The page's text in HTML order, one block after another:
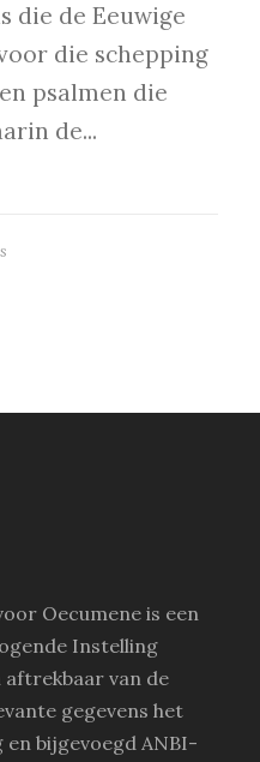
die de Eeuwige
die schepping
psalmen die
de...
Oecumene is een
Instelling
aftrekbaar van de
gegevens het
bijgevoegd ANBI-